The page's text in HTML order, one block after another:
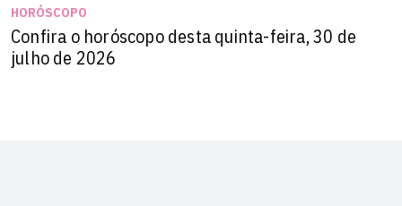
HORÓSCOPO
Confira o horóscopo desta quinta-feira, 30 de
julho de 2026